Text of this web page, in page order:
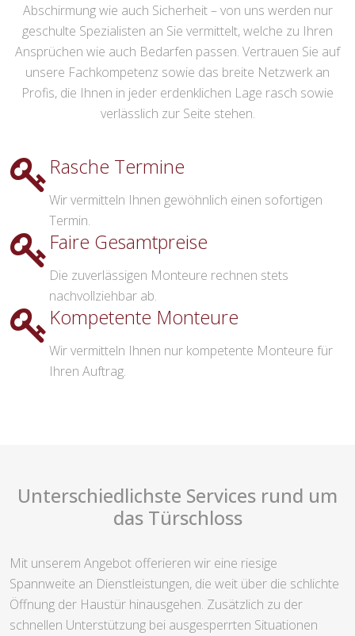
Abschirmung wie auch Sicherheit – von uns werden nur
geschulte Spezialisten an Sie vermittelt, welche zu Ihren
Ansprüchen wie auch Bedarfen passen. Vertrauen Sie auf
unsere Fachkompetenz sowie das breite Netzwerk an
Profis, die Ihnen in jeder erdenklichen Lage rasch sowie
verlässlich zur Seite stehen.
Rasche Termine
Wir vermitteln Ihnen gewöhnlich einen sofortigen
Termin.
Faire Gesamtpreise
Die zuverlässigen Monteure rechnen stets
nachvollziehbar ab.
Kompetente Monteure
Wir vermitteln Ihnen nur kompetente Monteure für
Ihren Auftrag.
Unterschiedlichste Services rund um
das Türschloss
Mit unserem Angebot offerieren wir eine riesige
Spannweite an Dienstleistungen, die weit über die schlichte
Öffnung der Haustür hinausgehen. Zusätzlich zu der
schnellen Unterstützung bei ausgesperrten Situationen